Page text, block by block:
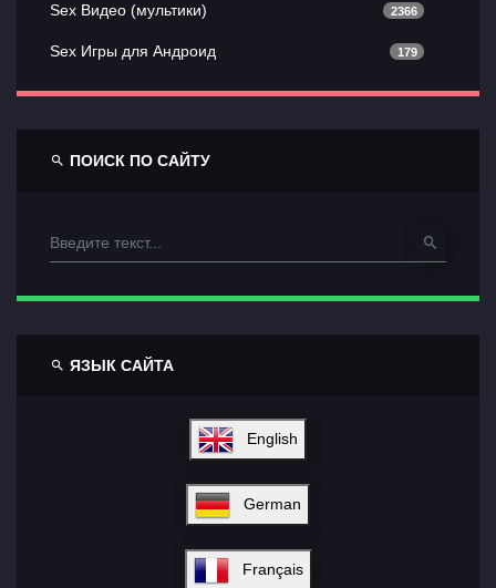
Sex Видео (мультики) 2366
Sex Игры для Андроид 179
ПОИСК ПО САЙТУ
ЯЗЫК САЙТА
English
German
Français